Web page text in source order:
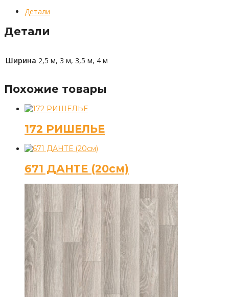
Детали
Детали
Ширина 2,5 м, 3 м, 3,5 м, 4 м
Похожие товары
172 РИШЕЛЬЕ
671 ДАНТЕ (20см)